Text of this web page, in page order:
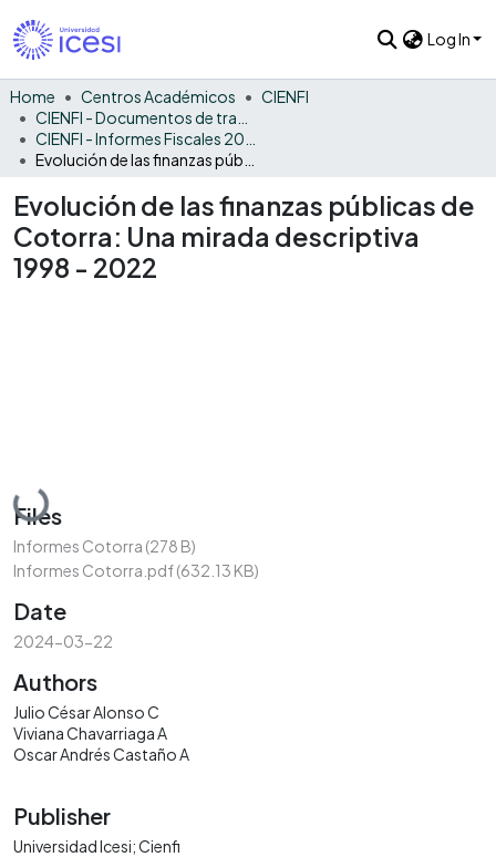
Log In
Home Centros Académicos
CIENFI
Evolución de las finanzas públicas de
Cotorra: Una mirada descriptiva
1998 - 2022
Loading...
Files
Informes Cotorra (278 B)
Informes Cotorra.pdf(632.13 KB)
Date
2024-03-22
Authors
Julio César Alonso C
Viviana Chavarriaga A
Oscar Andrés Castaño A
Publisher
Universidad Icesi; Cienfi